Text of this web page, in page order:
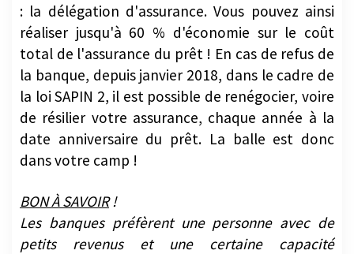
: la délégation d'assurance. Vous pouvez ainsi
réaliser jusqu'à 60 % d'économie sur le coût
total de l'assurance du prêt ! En cas de refus de
la banque, depuis janvier 2018, dans le cadre de
la loi SAPIN 2, il est possible de renégocier, voire
de résilier votre assurance, chaque année à la
date anniversaire du prêt. La balle est donc
dans votre camp !
BON À SAVOIR!
Les banques préfèrent une personne avec de
petits revenus et une certaine capacité